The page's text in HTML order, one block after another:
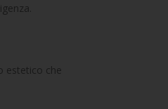
estetico che